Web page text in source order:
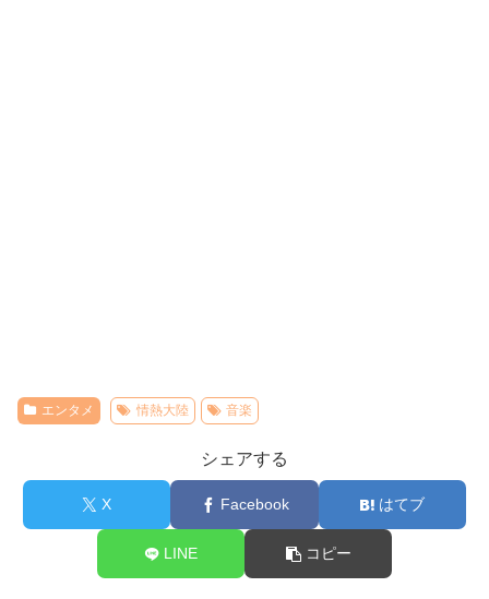
エンタメ 情熱大陸 音楽
シェアする
X Facebook はてブ
LINE コピー